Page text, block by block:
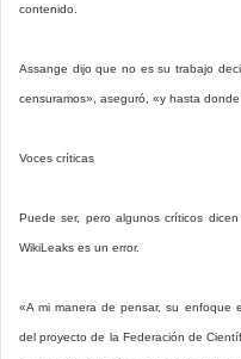
contenido.
Assange dijo que no es su trabajo
censuramos», aseguró, «y hasta
Voces críticas
Puede ser, pero algunos críticos
WikiLeaks es un error.
«A mi manera de pensar, su enfoque
del proyecto de la Federación de